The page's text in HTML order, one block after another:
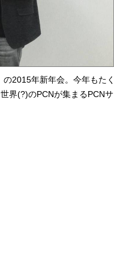
の2015年新年会。今年もたく
界(?)のPCNが集まるPCNサ